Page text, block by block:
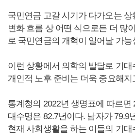
국민연금 고갈 시기가 다가오는 상
변화 흐름 상 어떤 식으로든 더 많
로 국민연금의 개혁이 일어날 가능
이런 상황에서 의학의 발달로 기
개인적 노후 준비는 더욱 중요해지
통계청의 2022년 생명표에 따르면
대수명은 82.7년이다. 남자가 79.9
현재 사회생활을 하는 이들의 기